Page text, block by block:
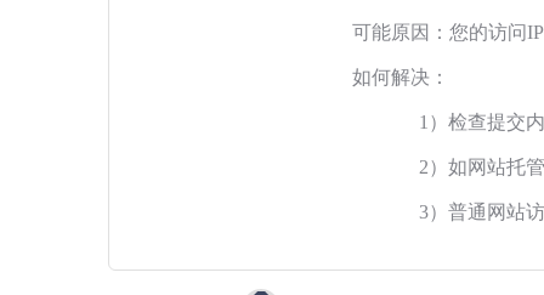
可能原因：您的访问
如何解决：
1）检查提交
2）如网站托
3）普通网站